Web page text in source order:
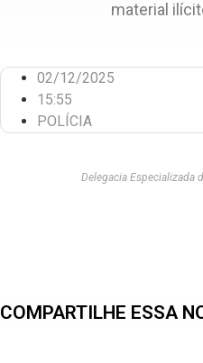
material
02/12/2025
15:55
POLÍCIA
Delegacia Especializada
COMPARTILHE ESSA